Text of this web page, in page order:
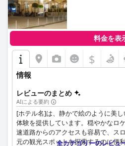
料金を表
$
情報
レビューのまとめ
AIによる要約
[ホテル名]は、静かで絵のように美
体験を提供しています。穏やかなロ
速道路からのアクセスも容易で、ス
元の観光スポットを探索するのに便
全カテゴリーのレビュ